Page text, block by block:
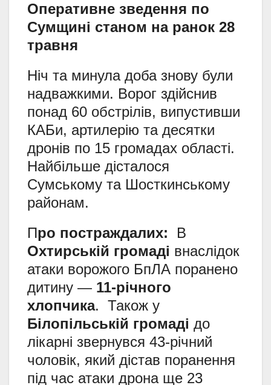
Оперативне зведення по
Сумщині станом на ранок 28
травня
Ніч та минула доба знову були
надважкими. Ворог здійснив
понад 60 обстрілів, випустивши
КАБи, артилерію та десятки
дронів по 15 громадах області.
Найбільше дісталося
Сумському та Шосткинському
районам.
Про постраждалих: В
Охтирській громаді внаслідок
атаки ворожого БпЛА поранено
дитину — 11-річного
хлопчика. Також у
Білопільській громаді до
лікарні звернувся 43-річний
чоловік, який дістав поранення
під час атаки дрона ще 23